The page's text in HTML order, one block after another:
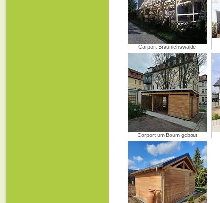
Carport Braunichswalde
Carport um Baum gebaut